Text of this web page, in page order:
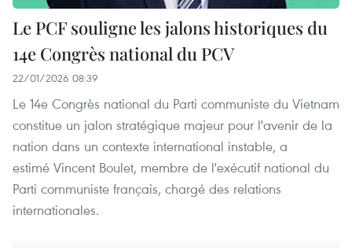
Le PCF souligne les jalons historiques du
14e Congrès national du PCV
22/01/2026 08:39
Le 14e Congrès national du Parti communiste du Vietnam
constitue un jalon stratégique majeur pour l'avenir de la
nation dans un contexte international instable, a
estimé Vincent Boulet, membre de l'exécutif national du
Parti communiste français, chargé des relations
internationales.